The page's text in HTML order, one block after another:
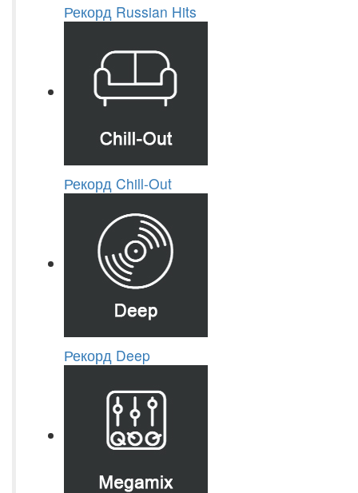
Рекорд Russian Hits
Рекорд Chill-Out
Рекорд Deep